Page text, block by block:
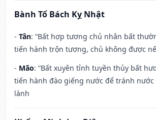
Bành Tổ Bách Kỵ Nhật
- Tân: “Bất hợp tương chủ nhân bất
tiến hành trộn tương, chủ không được
- Mão: “Bất xuyên tỉnh tuyền thủy bất
tiến hành đào giếng nước để tránh nước
lành